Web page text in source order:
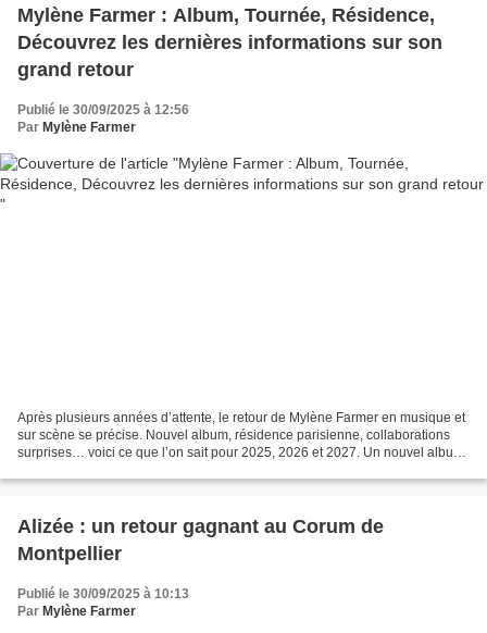
Mylène Farmer : Album, Tournée, Résidence,
Découvrez les dernières informations sur son
grand retour
Publié le 30/09/2025 à 12:56
Par Mylène Farmer
Après plusieurs années d’attente, le retour de Mylène Farmer en musique et
sur scène se précise. Nouvel album, résidence parisienne, collaborations
surprises… voici ce que l’on sait pour 2025, 2026 et 2027. Un nouvel album
Alizée : un retour gagnant au Corum de
Montpellier
Publié le 30/09/2025 à 10:13
Par Mylène Farmer